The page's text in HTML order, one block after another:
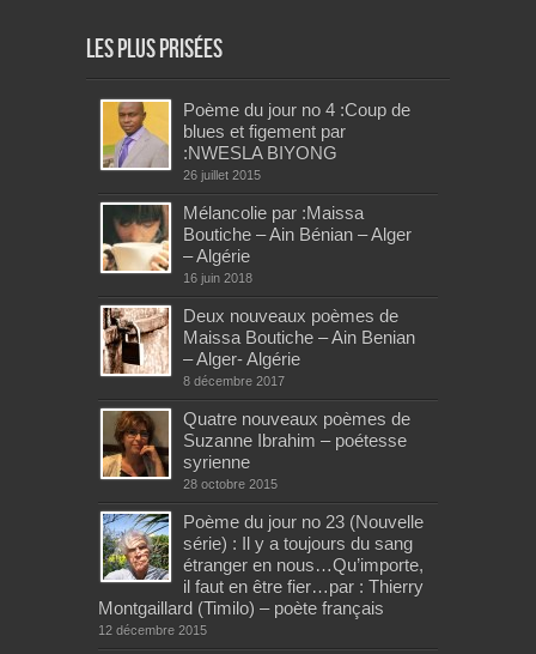
Les plus prisées
Poème du jour no 4 :Coup de
blues et figement par
:NWESLA BIYONG
26 juillet 2015
Mélancolie par :Maissa
Boutiche – Ain Bénian – Alger
– Algérie
16 juin 2018
Deux nouveaux poèmes de
Maissa Boutiche – Ain Benian
– Alger- Algérie
8 décembre 2017
Quatre nouveaux poèmes de
Suzanne Ibrahim – poétesse
syrienne
28 octobre 2015
Poème du jour no 23 (Nouvelle
série) : Il y a toujours du sang
étranger en nous…Qu’importe,
il faut en être fier…par : Thierry
Montgaillard (Timilo) – poète français
12 décembre 2015